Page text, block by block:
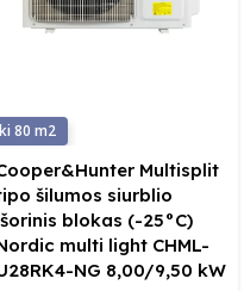
80
Multisplit
šilumos siurblio
blokas (-25°C)
multi light CHML-
NG 8,00/9,50 kW